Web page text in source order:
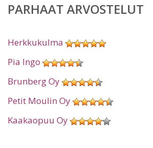
PARHAAT ARVOSTELUT
Herkkukulma
Pia Ingo
Brunberg Oy
Petit Moulin Oy
Kaakaopuu Oy